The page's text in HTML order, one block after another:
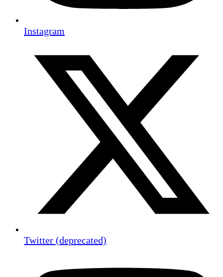
Instagram
Twitter (deprecated)